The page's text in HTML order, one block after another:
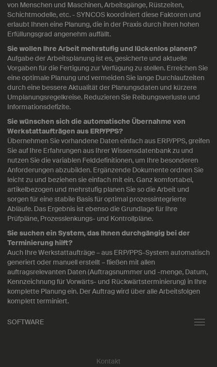
von Menschen und Maschinen, Arbeitsgänge, Rüstzeiten,
Schichtmodelle, etc. - SYNCOS koordiniert diese Faktoren und
erlaubt Ihnen eine Planung, die in der Praxis durch ihren hohen
Erfüllungsgrad angenehm auffällt.
Sie wollen Ihre Arbeit mehrstufig und lückenlos planen?
Aufgabe der Arbeitsplanung ist es, gesicherte und aktuelle
Vorgaben für die Fertigung zur Verfügung zu stellen. Erreichen Sie
eine optimale Planung und vermeiden Sie lange Durchlaufzeiten
durch eine bessere Aktualität der Planungsdaten und kürzere
Umplanungsregelkreise. Reduzieren Sie Reibungsverluste und
Informationsdefizite.
Sie wünschen sich die automatische Übernahme von
Werkstattaufträgen aus ERP/PPS?
Übernehmen Sie vorhandene Daten einfach aus ERP/PPS, greifen
Sie auf Ihre Erfahrungen aus Ihrer Wissensdatenbank zu und
nutzen Sie die variablen Felddefinitionen, um Ihre besonderen
Anforderungen abzubilden. Ergänzende Dokumente ordnen Sie
leicht zu und beziehen sie einfach mit ein. Ganz komfortabel,
artikelbezogen und mehrstufig planen Sie so die Arbeit und
sorgen für eine stabile Basis für optimal prozessintegrierte
Abläufe. Das Ergebnis ist ebenso die Grundlage für Ihre
Prüfpläne, Prozesslenkungs- und Kontrollpläne.
Sie suchen ein System, das Ihnen durchgängig bei der
Terminierung hilft?
Auch Ihre Werkstattaufträge – aus ERP/PPS-System automatisch
generiert oder manuell erstellt – fließen mit allen
auftragsrelevanten Daten (Auftragsnummer und -menge, Datum,
Kennzeichnung für Vorwärts- und Rückwärtsterminierung) in Ihre
komplette Planung ein. Der Auftrag wird über alle Arbeitsfolgen
komplett terminiert.
SOFTWARE
Kontakt